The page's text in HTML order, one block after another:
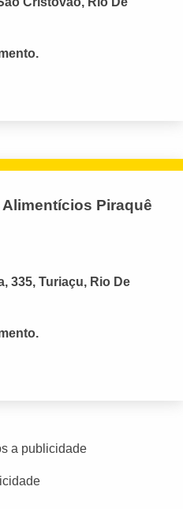
Piraquê
335, Turiaçu, Rio De
a publicidade